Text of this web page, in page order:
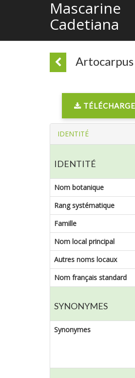
Mascarine
Cadetiana
IDENTITÉ
IDENTITÉ
Nom botanique
Rang systématique
Famille
Nom local principal
Autres noms locaux
Nom français standard
SYNONYMES
Synonymes